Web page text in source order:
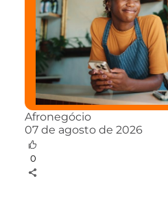
Afronegócio
07 de agosto de 2026
0